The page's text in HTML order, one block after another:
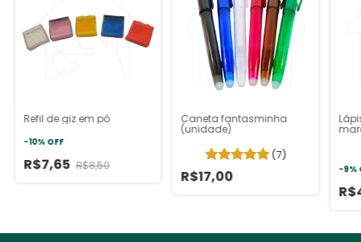
Refil de giz em pó
-10% OFF
R$7,65 R$8,50
Caneta fantasminha
(unidade)
(7)
R$17,00 -9%